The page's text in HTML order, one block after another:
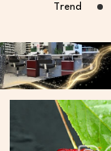
Trend